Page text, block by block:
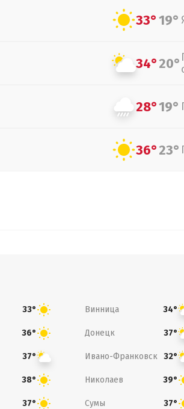
33°19°
34°20°
28°19°
36°23°
33° Винница 34°
36° Донецк 37°
37° Ивано-Франковск 32°
38° Николаев 39°
37° Сумы 37°